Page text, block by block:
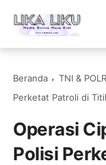
Beranda TNI &
Perketat Patroli di
Operasi
Polisi